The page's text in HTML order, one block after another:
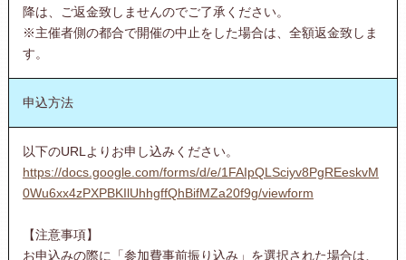
降は、ご返金致しませんのでご了承ください。
※主催者側の都合で開催の中止をした場合は、全額返金致しま
す。
申込方法
以下のURLよりお申し込みください。
https://docs.google.com/forms/d/e/1FAIpQLSciyv8PgREeskvM
0Wu6xx4zPXPBKIlUhhgffQhBifMZa20f9g/viewform
【注意事項】
お申込みの際に「参加費事前振り込み」を選択された場合は、